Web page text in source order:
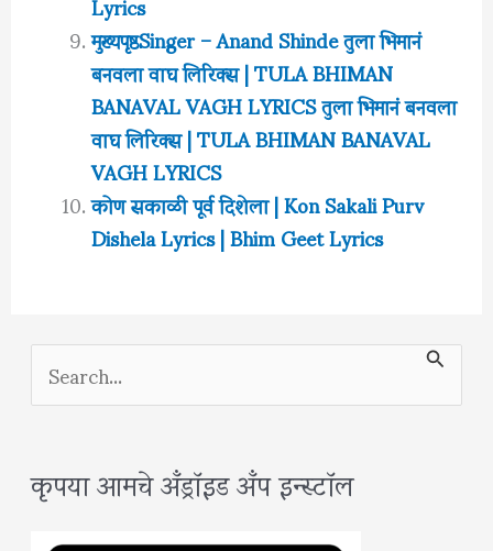
मुख्यपृष्ठSinger – Anand Shinde तुला भिमानं
बनवला वाघ लिरिक्स | TULA BHIMAN
BANAVAL VAGH LYRICS तुला भिमानं बनवला
वाघ लिरिक्स | TULA BHIMAN BANAVAL
VAGH LYRICS
कोण सकाळी पूर्व दिशेला | Kon Sakali Purv
Dishela Lyrics | Bhim Geet Lyrics
S
e
r
c
कृपया आमचे अँड्रॉइड अँप इन्स्टॉल